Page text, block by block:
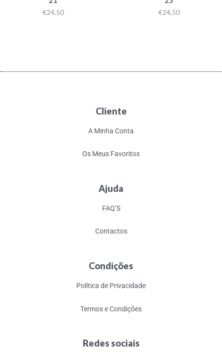
€24,50 €24,50
Cliente
A Minha Conta
Os Meus Favoritos
Ajuda
FAQ’S
Contactos
Condições
Política de Privacidade
Termos e Condições
Redes sociais